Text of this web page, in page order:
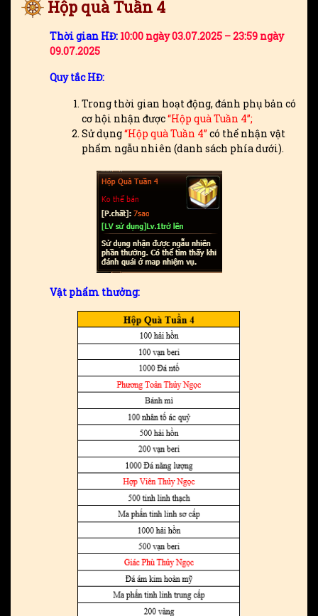
Hộp quà Tuần 4
Thời gian HĐ: 10:00 ngày 03.07.2025 – 23:59 ngày
09.07.2025
Quy tắc HĐ:
Trong thời gian hoạt động, đánh phụ bản có
cơ hội nhận được“Hộp quà Tuần 4”;
Sử dụng“Hộp quà Tuần 4” có thể nhận vật
phẩm ngẫu nhiên (danh sách phía dưới).
Vật phẩm thưởng: